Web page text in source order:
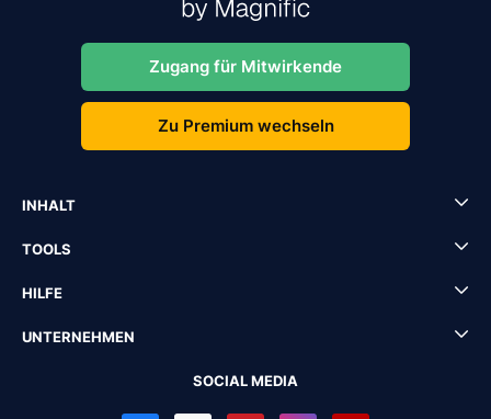
Zugang für Mitwirkende
Zu Premium wechseln
INHALT
TOOLS
HILFE
UNTERNEHMEN
SOCIAL MEDIA